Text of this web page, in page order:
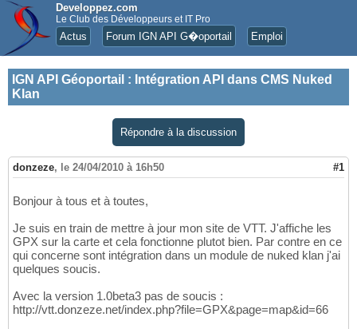
Developpez.com
Le Club des Développeurs et IT Pro
Actus Forum IGN API G�oportail Emploi
IGN API Géoportail : Intégration API dans CMS Nuked
Klan
Répondre à la discussion
donzeze, le 24/04/2010 à 16h50 #1
Bonjour à tous et à toutes,
Je suis en train de mettre à jour mon site de VTT. J'affiche les
GPX sur la carte et cela fonctionne plutot bien. Par contre en ce
qui concerne sont intégration dans un module de nuked klan j'ai
quelques soucis.
Avec la version 1.0beta3 pas de soucis :
http://vtt.donzeze.net/index.php?file=GPX&page=map&id=66